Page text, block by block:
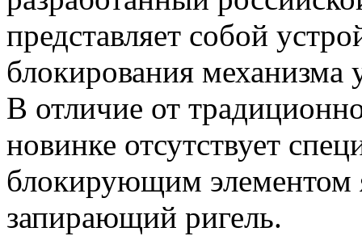
представляет собой
блокирования механизма
В отличие от
новинке отсутствует
блокирующим элементом
запирающий ригель.